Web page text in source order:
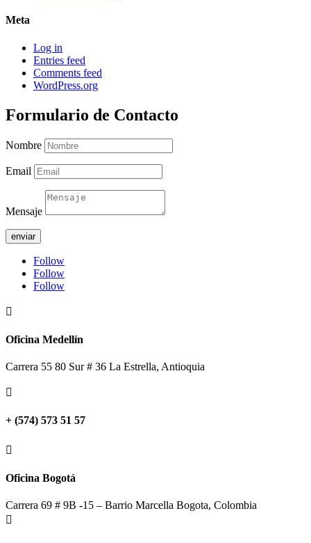
Meta
Log in
Entries feed
Comments feed
WordPress.org
Formulario de Contacto
Nombre
Email
Mensaje
enviar
Follow
Follow
Follow

Oficina Medellín
Carrera 55 80 Sur # 36 La Estrella, Antioquia

+ (574) 573 51 57

Oficina Bogotá
Carrera 69 # 9B -15 – Barrio Marcella Bogota, Colombia
